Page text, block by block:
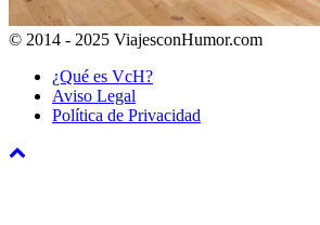
© 2014 - 2025 ViajesconHumor.com
¿Qué es VcH?
Aviso Legal
Política de Privacidad